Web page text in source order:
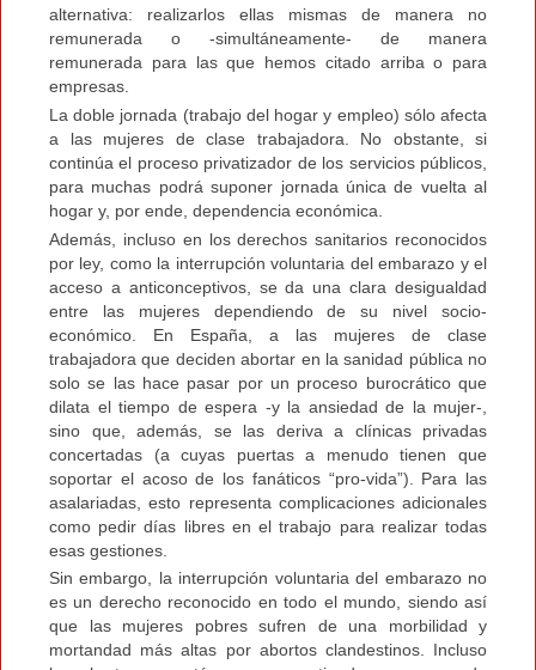
alternativa: realizarlos ellas mismas de manera no
remunerada o -simultáneamente- de manera
remunerada para las que hemos citado arriba o para
empresas.
La doble jornada (trabajo del hogar y empleo) sólo afecta
a las mujeres de clase trabajadora. No obstante, si
continúa el proceso privatizador de los servicios públicos,
para muchas podrá suponer jornada única de vuelta al
hogar y, por ende, dependencia económica.
Además, incluso en los derechos sanitarios reconocidos
por ley, como la interrupción voluntaria del embarazo y el
acceso a anticonceptivos, se da una clara desigualdad
entre las mujeres dependiendo de su nivel socio-
económico. En España, a las mujeres de clase
trabajadora que deciden abortar en la sanidad pública no
solo se las hace pasar por un proceso burocrático que
dilata el tiempo de espera -y la ansiedad de la mujer-,
sino que, además, se las deriva a clínicas privadas
concertadas (a cuyas puertas a menudo tienen que
soportar el acoso de los fanáticos “pro-vida”). Para las
asalariadas, esto representa complicaciones adicionales
como pedir días libres en el trabajo para realizar todas
esas gestiones.
Sin embargo, la interrupción voluntaria del embarazo no
es un derecho reconocido en todo el mundo, siendo así
que las mujeres pobres sufren de una morbilidad y
mortandad más altas por abortos clandestinos. Incluso